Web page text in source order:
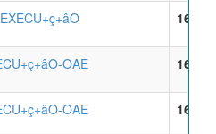
16/
OAE 16/
OAE 16/